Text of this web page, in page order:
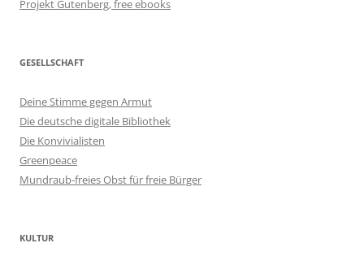
Projekt Gutenberg, free ebooks
GESELLSCHAFT
Deine Stimme gegen Armut
Die deutsche digitale Bibliothek
Die Konvivialisten
Greenpeace
Mundraub-freies Obst für freie Bürger
KULTUR